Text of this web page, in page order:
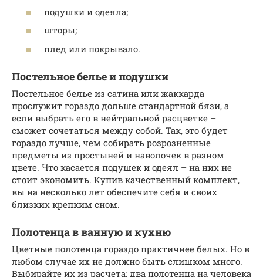
подушки и одеяла;
шторы;
плед или покрывало.
Постельное белье и подушки
Постельное белье из сатина или жаккарда
прослужит гораздо дольше стандартной бязи, а
если выбрать его в нейтральной расцветке –
сможет сочетаться между собой. Так, это будет
гораздо лучше, чем собирать розрозненные
предметы из простыней и наволочек в разном
цвете. Что касается подушек и одеял – на них не
стоит экономить. Купив качественный комплект,
вы на несколько лет обеспечите себя и своих
близких крепким сном.
Полотенца в ванную и кухню
Цветные полотенца гораздо практичнее белых. Но в
любом случае их не должно быть слишком много.
Выбирайте их из расчета: два полотенца на человека